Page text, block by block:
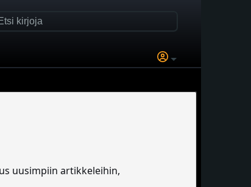
uusimpiin artikkeleihin,